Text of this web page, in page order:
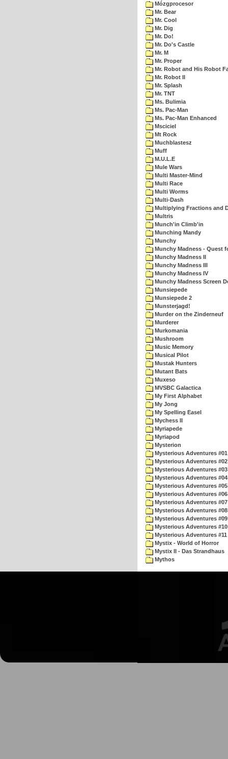
Mózgprocesor
Mr. Bear
Mr. Cool
Mr. Dig
Mr. Do!
Mr. Do's Castle
Mr. M
Mr. Proper
Mr. Robot and His Robot
Mr. Robot II
Mr. Splash
Mr. TNT
Ms. Bulimia
Ms. Pac-Man
Ms. Pac-Man Enhanced
Msciciel
Mt Rock
Muchblastesz
Muff
M.U.L.E
Mule Wars
Multi Master-Mind
Multi Race
Multi Worms
Multi-Dash
Multiplying Fractions and
Multris
Munch'in Climb'in
Munching Mandy
Munchy
Munchy Madness - Quest
Munchy Madness II
Munchy Madness III
Munchy Madness IV
Munchy Madness Screen
Munsiepede
Munsiepede 2
Munsterjagd!
Murder on the Zinderneuf
Murderer
Murkomania
Mushroom
Music Memory
Musical Pilot
Mustak Hunters
Mutant Bats
Muxeso
MVSBC Galactica
My First Alphabet
My Jong
My Spelling Easel
Mychess II
Myriapede
Myriapod
Mysterion
Mysterious Adventures
Mysterious Adventures
Mysterious Adventures
Mysterious Adventures
Mysterious Adventures
Mysterious Adventures
Mysterious Adventures
Mysterious Adventures
Mysterious Adventures
Mysterious Adventures
Mysterious Adventures
Mystix - World of Horror
Mystix II - Das Strandhaus
Mythos